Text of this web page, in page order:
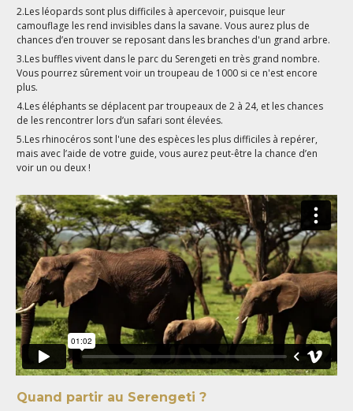
2.Les léopards sont plus difficiles à apercevoir, puisque leur
camouflage les rend invisibles dans la savane. Vous aurez plus de
chances d’en trouver se reposant dans les branches d'un grand arbre.
3.Les buffles vivent dans le parc du Serengeti en très grand nombre.
Vous pourrez sûrement voir un troupeau de 1000 si ce n'est encore
plus.
4.Les éléphants se déplacent par troupeaux de 2 à 24, et les chances
de les rencontrer lors d’un safari sont élevées.
5.Les rhinocéros sont l'une des espèces les plus difficiles à repérer,
mais avec l’aide de votre guide, vous aurez peut-être la chance d’en
voir un ou deux !
Quand partir au Serengeti ?